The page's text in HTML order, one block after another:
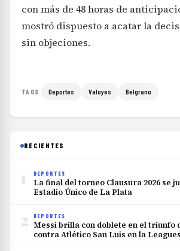
con más de 48 horas de
mostró dispuesto a acatar la
sin objeciones.
TAGS Deportes Valoyes Belgrano
RECIENTES
1 DEPORTES
La final del torneo Clausura 2026 se
Estadio Único de La Plata
2 DEPORTES
Messi brilla con doblete en el triunfo
contra Atlético San Luis en la